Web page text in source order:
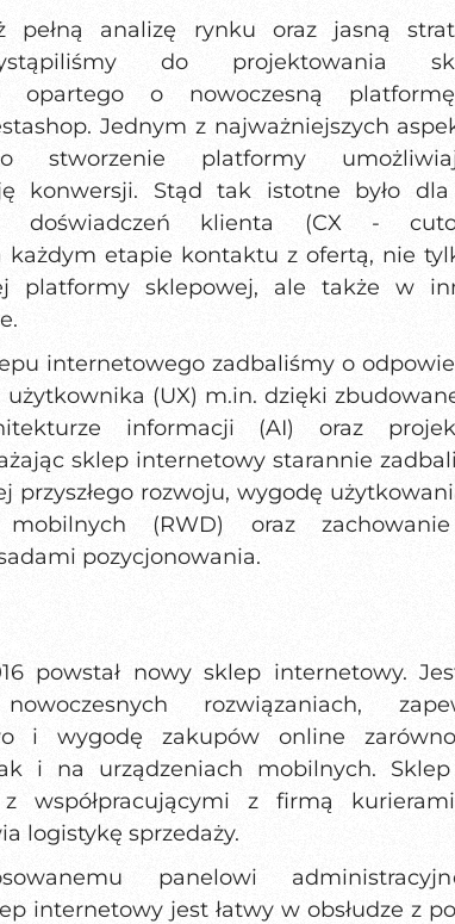
pełną analizę rynku oraz jasną
do projektowania
opartego o nowoczesną
Jednym z najważniejszych
stworzenie platformy
konwersji. Stąd tak istotne było
doświadczeń klienta (CX -
każdym etapie kontaktu z ofertą, nie
platformy sklepowej, ale także w
internetowego zadbaliśmy o
użytkownika (UX) m.in. dzięki
informacji (AI) oraz
sklep internetowy starannie
przyszłego rozwoju, wygodę
mobilnych (RWD) oraz
pozycjonowania.
powstał nowy sklep internetowy.
rozwiązaniach,
i wygodę zakupów online
i na urządzeniach mobilnych.
z współpracującymi z firmą
logistykę sprzedaży.
panelowi
internetowy jest łatwy w obsłudze z